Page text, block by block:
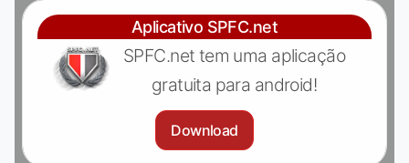
Aplicativo SPFC.net
SPFC.net tem uma aplicação
gratuita para android!
Download